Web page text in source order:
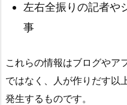
左右全振りの記者や
事
これらの情報はブログやア
ではなく、人が作りだす以
発生するものです。